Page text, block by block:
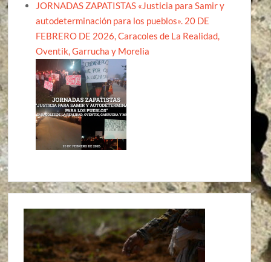
JORNADAS ZAPATISTAS «Justicia para Samir y
autodeterminación para los pueblos». 20 DE
FEBRERO DE 2026, Caracoles de La Realidad,
Oventik, Garrucha y Morelia